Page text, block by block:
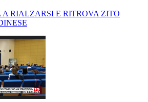
RIALZARSI E RITROVA ZITO